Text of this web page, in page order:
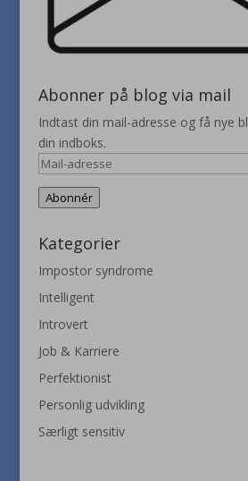
Abonner på blog via mail
Indtast din mail-adresse og få nye
din indboks.
Mail-
adresse
Abonnér
Kategorier
Impostor syndrome
Intelligent
Introvert
Job & Karriere
Perfektionist
Personlig udvikling
Særligt sensitiv